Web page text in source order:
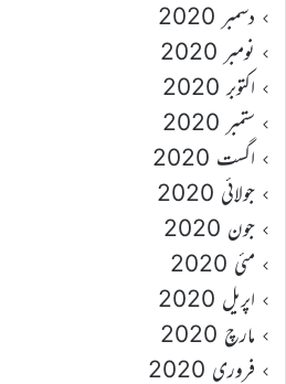
دسمبر 2020
نومبر 2020
اکتوبر 2020
ستمبر 2020
اگست 2020
جولائی 2020
جون 2020
مئی 2020
اپریل 2020
مارچ 2020
فروری 2020